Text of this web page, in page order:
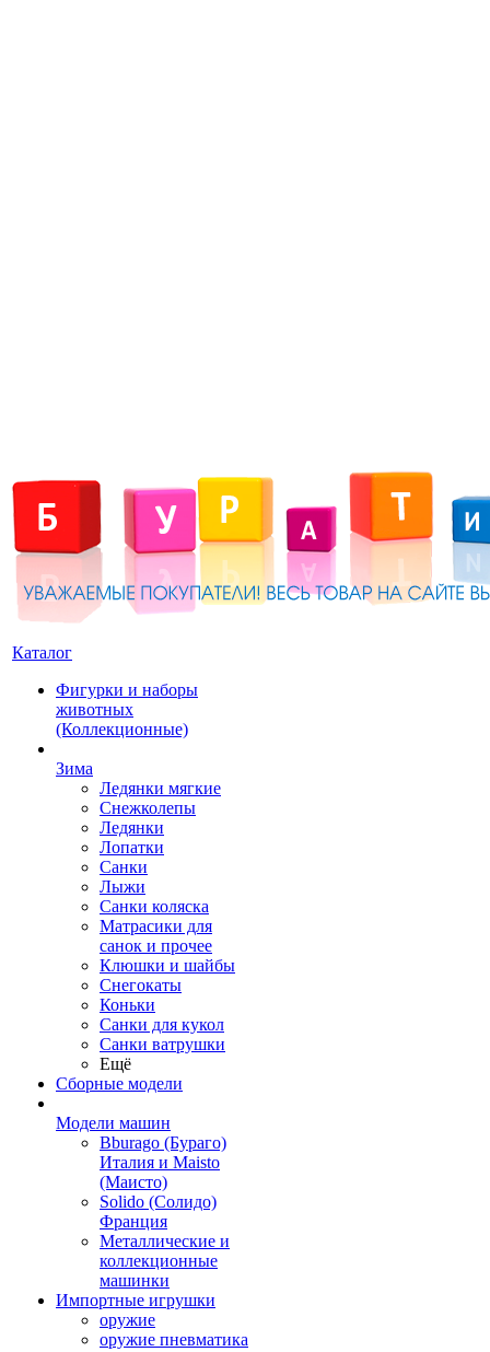
Каталог
Фигурки и наборы
животных
(Коллекционные)
Зима
Ледянки мягкие
Снежколепы
Ледянки
Лопатки
Санки
Лыжи
Санки коляска
Матрасики для
санок и прочее
Клюшки и шайбы
Снегокаты
Коньки
Санки для кукол
Санки ватрушки
Ещё
Сборные модели
Модели машин
Bburago (Бураго)
Италия и Maisto
(Маисто)
Solido (Солидо)
Франция
Металлические и
коллекционные
машинки
Импортные игрушки
оружие
оружие пневматика